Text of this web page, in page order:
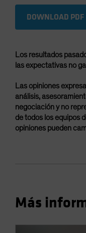
DOWNLOAD PDF
Los resultados
las expectativas no
Las opiniones
análisis,
negociación y no
de todos los equipos
opiniones pueden
Más